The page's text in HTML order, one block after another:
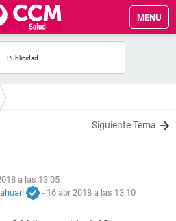
MENU
Siguiente Tema
a las 13:05
- 16 abr 2018 a las 13:10